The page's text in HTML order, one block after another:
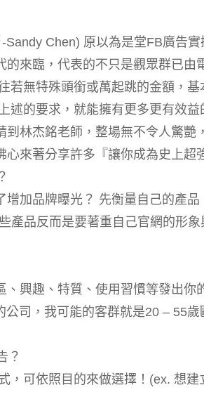
-Sandy Chen) 原以為是堂FB廣告
的來臨，代表的不只是觀眾群已
若無特殊頭銜或萬起跳的金額，
述的要求，就能擁有更多更有效益
到林杰銘老師，整場無不令人驚
心來著分享許多『讓你成為史上超
增加品牌曝光？ 先衡量自己的產
產品反而是要著重自己官網的形
、興趣、特質、使用習慣等發出你
公司，我可能的客群就是20 – 55歲
？
，可依照目的來做選擇！(ex. 想